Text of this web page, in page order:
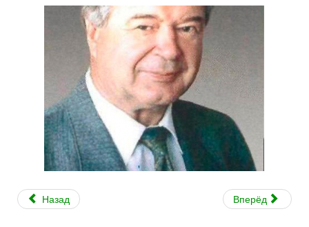
Назад Вперёд